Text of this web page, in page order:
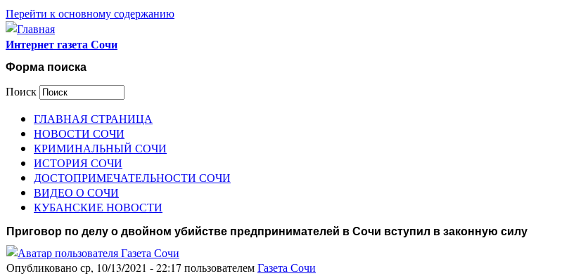
Перейти к основному содержанию
Интернет газета Сочи
Форма поиска
Поиск
ГЛАВНАЯ СТРАНИЦА
НОВОСТИ СОЧИ
КРИМИНАЛЬНЫЙ СОЧИ
ИСТОРИЯ СОЧИ
ДОСТОПРИМЕЧАТЕЛЬНОСТИ СОЧИ
ВИДЕО О СОЧИ
КУБАНСКИЕ НОВОСТИ
Приговор по делу о двойном убийстве предпринимателей в Сочи вступил в законную силу
Опубликовано ср, 10/13/2021 - 22:17 пользователемГазета Сочи